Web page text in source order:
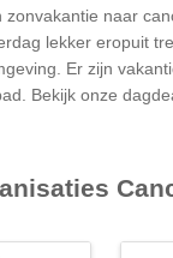
naar
lekker eropuit
Er zijn
Bekijk onze